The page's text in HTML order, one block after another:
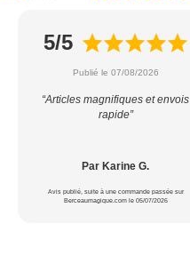
5/5
Publié le 07/08/2026
“Articles magnifiques et envois
rapide”
Par Karine G.
Avis publié, suite à une commande passée sur
Berceaumagique.com le 05/07/2026